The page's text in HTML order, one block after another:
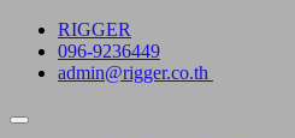
Skip
content
RIGGER
096-9236449
admin@rigger.co.th
Topbar